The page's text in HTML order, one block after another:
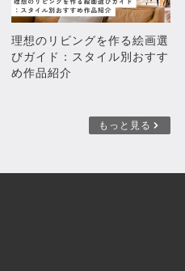
理想のリビングを作る絵画選
びガイド：スタイル別おすす
め作品紹介
もっと見る